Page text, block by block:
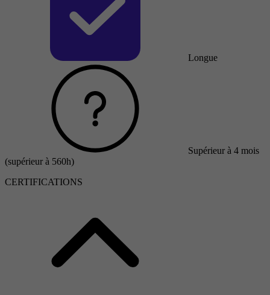
Longue
Supérieur à 4 mois
(supérieur à 560h)
CERTIFICATIONS